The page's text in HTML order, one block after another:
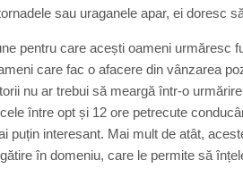
sau uraganele apar, ei doresc
pentru care acești oameni urmăresc
care fac o afacere din vânzarea
nu ar trebui să meargă într-o
între opt și 12 ore petrecute
puțin interesant. Mai mult de atât,
în domeniu, care le permite să